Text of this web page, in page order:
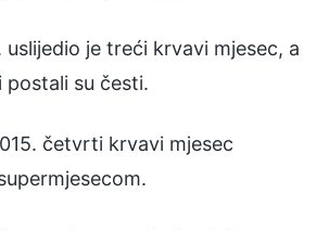
uslijedio je treći krvavi mjesec, a
su česti.
četvrti krvavi mjesec